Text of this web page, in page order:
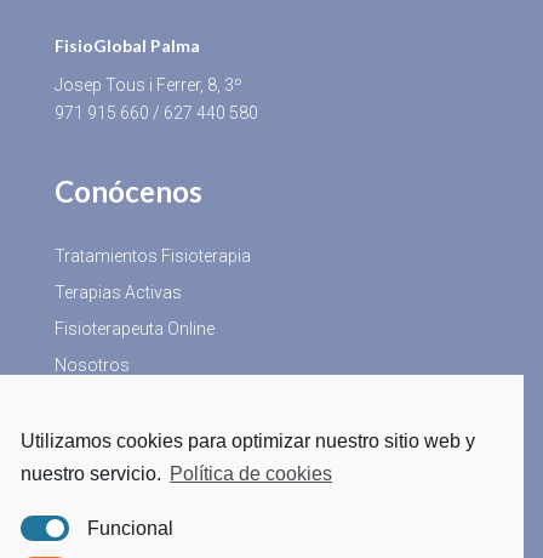
Utilizamos cookies para optimizar nuestro sitio web y
nuestro servicio. Política de cookies
Funcional
FisioGlobal Palma
Josep Tous i Ferrer, 8, 3º
971 915 660 / 627 440 580
Conócenos
Tratamientos Fisioterapia
Terapias Activas
Fisioterapeuta Online
Nosotros
Más Información
Blog
Aviso Legal